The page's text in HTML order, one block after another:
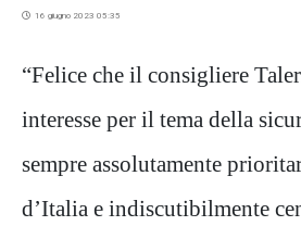
16 giugno 2023 05:35
“Felice che il consigliere
interesse per il tema della
sempre assolutamente
d’Italia e indiscutibilmente